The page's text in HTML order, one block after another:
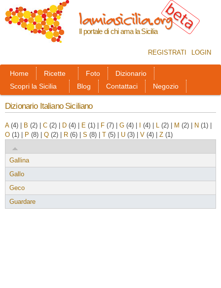
contenuto
principale
lamiasicilia.org
Il portale di chi ama la Sicilia
REGISTRATI LOGIN
Home Ricette Foto
Dizionario
Scopri la Sicilia
Blog Contattaci Negozio
Dizionario Italiano Siciliano
A(4) B (2) C (2) D (4) E (1) F (7) G (4) (4) L (2) M (2) N (1)
O (1) P (8) Q (2) R (6) S (8) T (5) U (3) V (4) Z (1)
Gallina
Gallo
Geco
Guardare